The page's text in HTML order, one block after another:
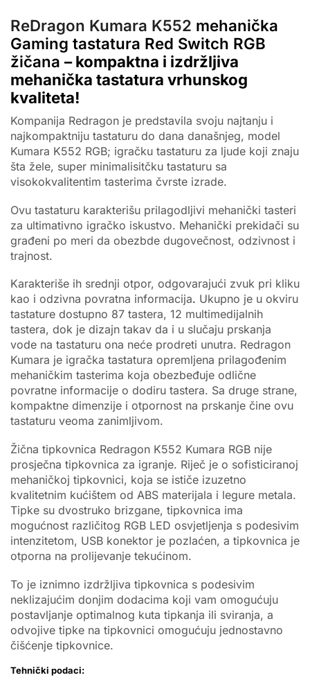
ReDragon Kumara K552 mehanička
Gaming tastatura Red Switch RGB
žičana – kompaktna i izdržljiva
mehanička tastatura vrhunskog
kvaliteta!
Kompanija Redragon je predstavila svoju najtanju i
najkompaktniju tastaturu do dana današnjeg, model
Kumara K552 RGB; igračku tastaturu za ljude koji znaju
šta žele, super minimalisitčku tastaturu sa
visokokvalitentim tasterima čvrste izrade.
Ovu tastaturu karakterišu prilagodljivi mehanički tasteri
za ultimativno igračko iskustvo. Mehanički prekidači su
građeni po meri da obezbde dugovečnost, odzivnost i
trajnost.
Karakteriše ih srednji otpor, odgovarajući zvuk pri kliku
kao i odzivna povratna informacija. Ukupno je u okviru
tastature dostupno 87 tastera, 12 multimedijalnih
tastera, dok je dizajn takav da i u slučaju prskanja
vode na tastaturu ona neće prodreti unutra. Redragon
Kumara je igračka tastatura opremljena prilagođenim
mehaničkim tasterima koja obezbeđuje odlične
povratne informacije o dodiru tastera. Sa druge strane,
kompaktne dimenzije i otpornost na prskanje čine ovu
tastaturu veoma zanimljivom.
Žična tipkovnica Redragon K552 Kumara RGB nije
prosječna tipkovnica za igranje. Riječ je o sofisticiranoj
mehaničkoj tipkovnici, koja se ističe izuzetno
kvalitetnim kućištem od ABS materijala i legure metala.
Tipke su dvostruko brizgane, tipkovnica ima
mogućnost različitog RGB LED osvjetljenja s podesivim
intenzitetom, USB konektor je pozlaćen, a tipkovnica je
otporna na prolijevanje tekućinom.
To je iznimno izdržljiva tipkovnica s podesivim
neklizajućim donjim dodacima koji vam omogućuju
postavljanje optimalnog kuta tipkanja ili sviranja, a
odvojive tipke na tipkovnici omogućuju jednostavno
čišćenje tipkovnice.
Tehnički podaci: